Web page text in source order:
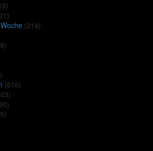
(214)
(616)